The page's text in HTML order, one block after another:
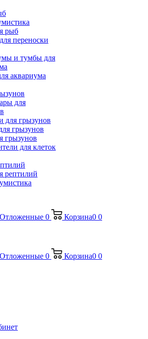
рыб
переноски
и тумбы для
аквариума
для
для грызунов
грызунов
грызунов
для клеток
рептилий
Отложенные 0 Корзина0 0
Отложенные 0 Корзина0 0